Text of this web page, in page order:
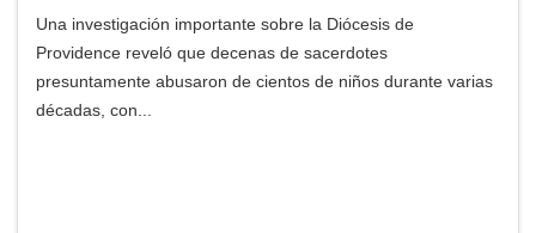
Una investigación importante sobre la Diócesis de
Providence reveló que decenas de sacerdotes
presuntamente abusaron de cientos de niños durante varias
décadas, con...